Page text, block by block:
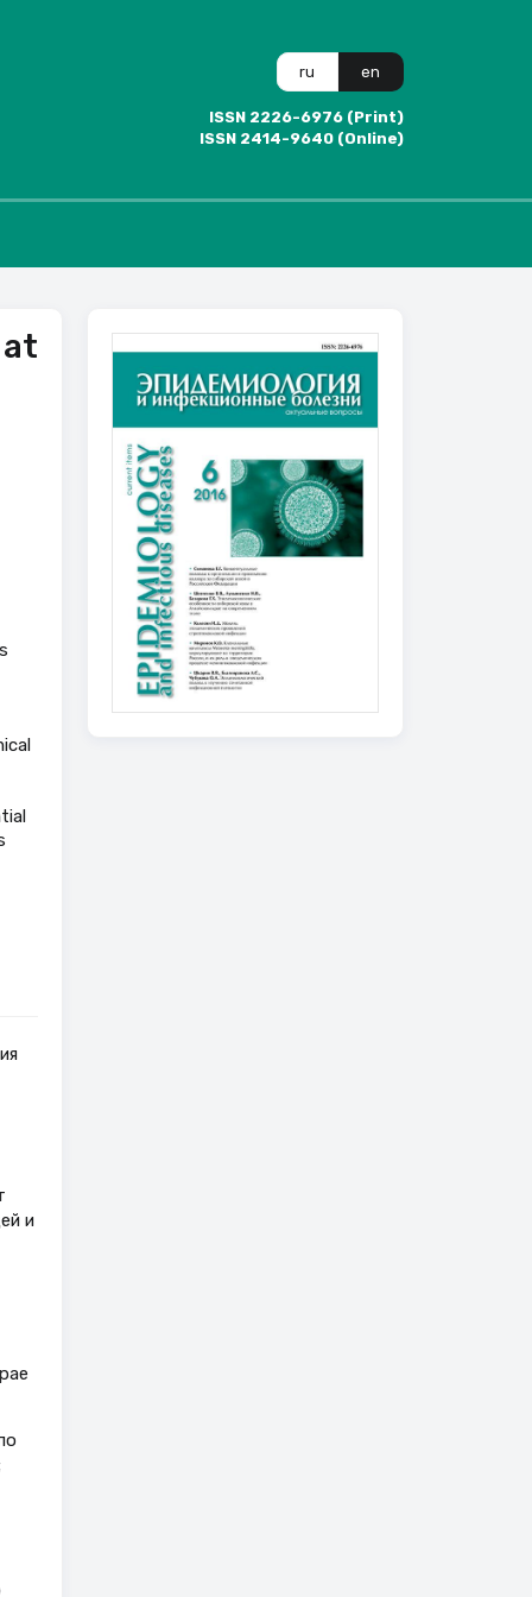
ru en
ISSN 2226-6976 (Print)
ISSN 2414-9640 (Online)
и